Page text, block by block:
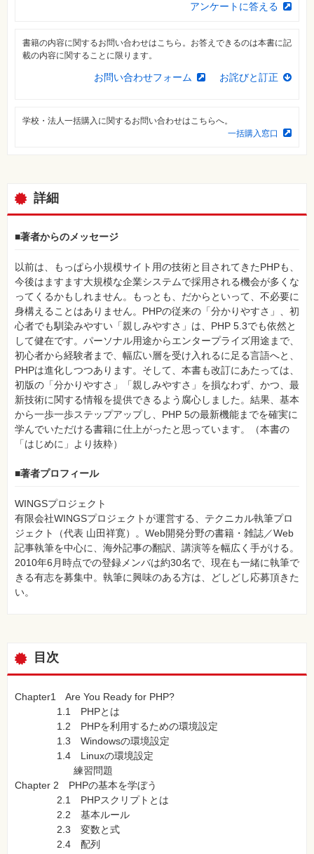
ン
シ
リ
ー
⼀
覧
特
集
⼀
覧
アンケートに答える
書籍の内容に関するお問い合わせはこちら。お答えできるのは本書に記
載の内容に関することに限ります。
お問い合わせフォーム お詫びと訂正
学校・法人一括購入に関するお問い合わせはこちらへ。
一括購入窓口
詳細
■著者からのメッセージ
以前は、もっぱら小規模サイト用の技術と目されてきたPHPも、
今後はますます大規模な企業システムで採用される機会が多くな
ってくるかもしれません。もっとも、だからといって、不必要に
身構えることはありません。PHPの従来の「分かりやすさ」、初
心者でも馴染みやすい「親しみやすさ」は、PHP 5.3でも依然と
して健在です。パーソナル用途からエンタープライズ用途まで、
初心者から経験者まで、幅広い層を受け入れるに足る言語へと、
PHPは進化しつつあります。そして、本書も改訂にあたっては、
初版の「分かりやすさ」「親しみやすさ」を損なわず、かつ、最
新技術に関する情報を提供できるよう腐心しました。結果、基本
から一歩一歩ステップアップし、PHP 5の最新機能までを確実に
学んでいただける書籍に仕上がったと思っています。（本書の
「はじめに」より抜粋）
■著者プロフィール
WINGSプロジェクト
有限会社WINGSプロジェクトが運営する、テクニカル執筆プロ
ジェクト（代表 山田祥寛）。Web開発分野の書籍・雑誌／Web
記事執筆を中心に、海外記事の翻訳、講演等を幅広く手がける。
2010年6月時点での登録メンバは約30名で、現在も一緒に執筆で
きる有志を募集中。執筆に興味のある方は、どしどし応募頂きた
い。
目次
Chapter1 Are You Ready for PHP?
1.1 PHPとは
1.2 PHPを利用するための環境設定
1.3 Windowsの環境設定
1.4 Linuxの環境設定
練習問題
Chapter 2 PHPの基本を学ぼう
2.1 PHPスクリプトとは
2.2 基本ルール
2.3 変数と式
2.4 配列